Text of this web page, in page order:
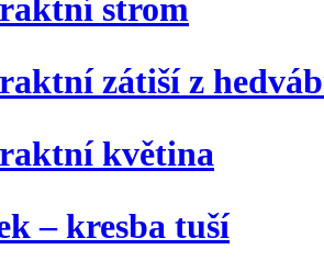
strom
zátiší z
květina
– kresba tuší